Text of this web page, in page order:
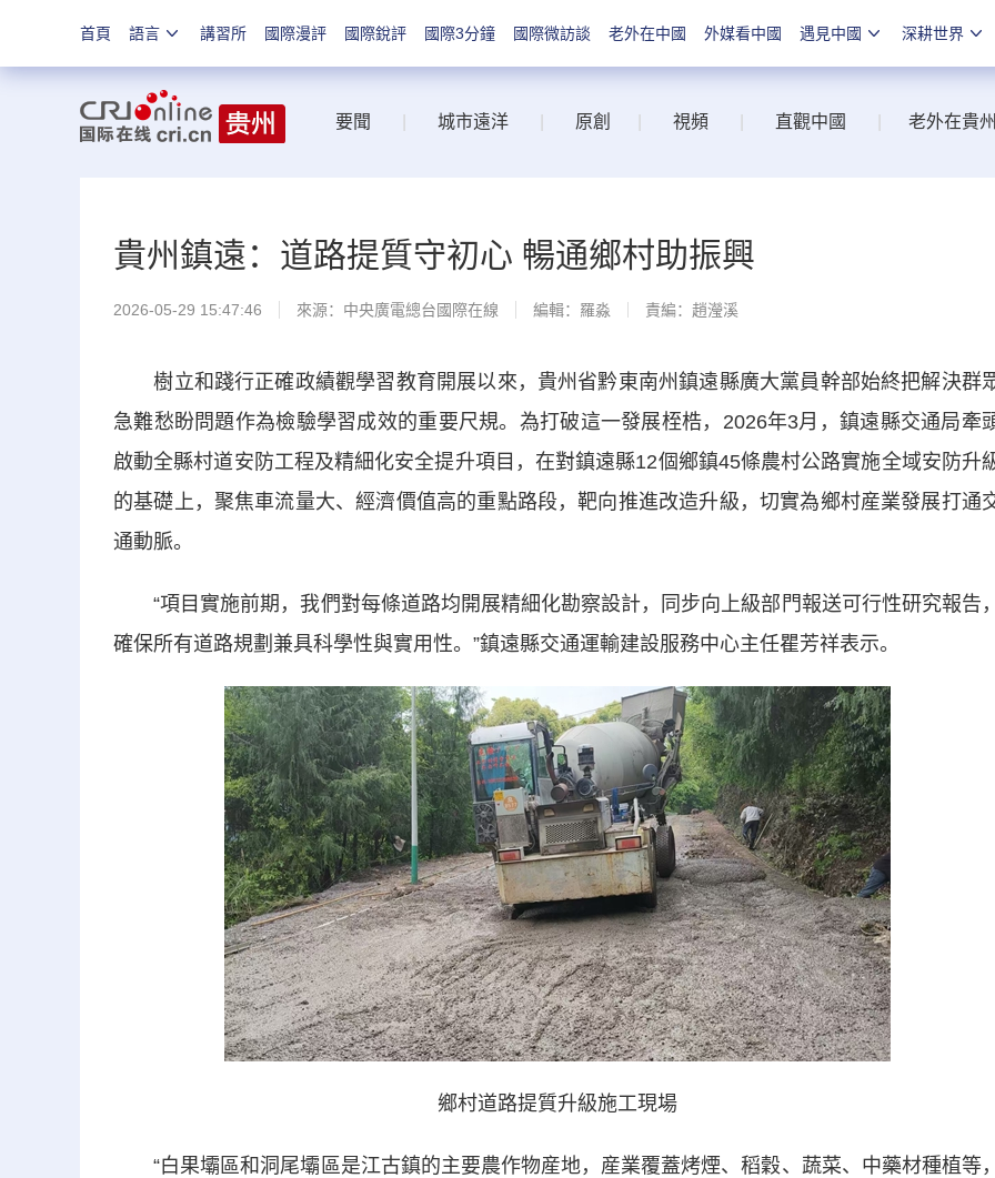
首頁 語言 講習所 國際漫評 國際銳評 國際3分鐘 國際微訪談 老外在中國 外媒看中國 遇見中國 深耕世界
要聞 城市遠洋 原創 視頻 直觀中國 老外在貴州
貴州鎮遠：道路提質守初心 暢通鄉村助振興
2026-05-29 15:47:46 來源：中央廣電總台國際在線 編輯：羅淼 責編：趙瀅溪
樹立和踐行正確政績觀學習教育開展以來，貴州省黔東南州鎮遠縣廣大黨員幹部始終把解決群
急難愁盼問題作為檢驗學習成效的重要尺規。為打破這一發展桎梏，2026年3月，鎮遠縣交通局牽
啟動全縣村道安防工程及精細化安全提升項目，在對鎮遠縣12個鄉鎮45條農村公路實施全域安防升
的基礎上，聚焦車流量大、經濟價值高的重點路段，靶向推進改造升級，切實為鄉村産業發展打通
通動脈。
“項目實施前期，我們對每條道路均開展精細化勘察設計，同步向上級部門報送可行性研究報告，
確保所有道路規劃兼具科學性與實用性。”鎮遠縣交通運輸建設服務中心主任瞿芳祥表示。
鄉村道路提質升級施工現場
“白果壩區和洞尾壩區是江古鎮的主要農作物産地，産業覆蓋烤煙、稻穀、蔬菜、中藥材種植等，